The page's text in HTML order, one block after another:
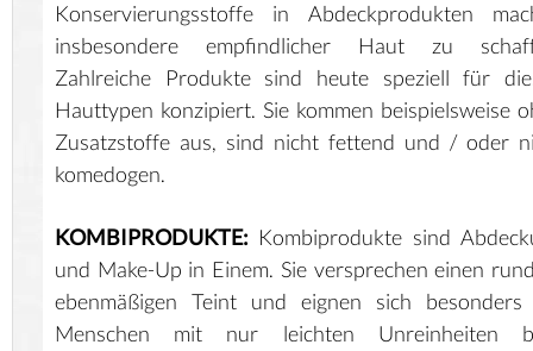
Konservierungsstoffe in Abdeckprodukten
insbesondere empfindlicher Haut zu
Zahlreiche Produkte sind heute speziell für
Hauttypen konzipiert. Sie kommen beispielsweise
Zusatzstoffe aus, sind nicht fettend und / oder
komedogen.
KOMBIPRODUKTE: Kombiprodukte sind
und Make-Up in Einem. Sie versprechen einen
ebenmäßigen Teint und eignen sich
Menschen mit nur leichten Unreinheiten